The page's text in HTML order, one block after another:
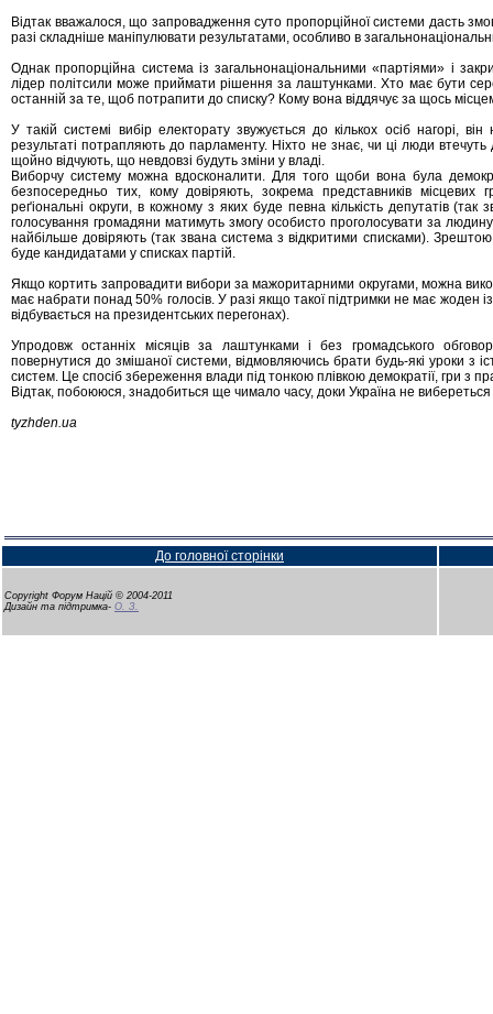
Відтак вважалося, що запровадження суто пропорційної системи дасть
разі складніше маніпулювати результатами, особливо в
Однак пропорційна система із загальнонаціональними «партіями» і
лідер політсили може приймати рішення за лаштунками. Хто має бути
останній за те, щоб потрапити до списку? Кому вона віддячує за щось
У такій системі вибір електорату звужується до кількох осіб нагорі,
результаті потрапляють до парламенту. Ніхто не знає, чи ці люди втечуть
щойно відчують, що невдовзі будуть зміни у владі.
Виборчу систему можна вдосконалити. Для того щоби вона була
безпосередньо тих, кому довіряють, зокрема представників
реґіональні округи, в кожному з яких буде певна кількість депутатів
голосування громадяни матимуть змогу особисто проголосувати за
найбільше довіряють (так звана система з відкритими списками).
буде кандидатами у списках партій.
Якщо кортить запровадити вибори за мажоритарними округами, можна
має набрати понад 50% голосів. У разі якщо такої підтримки не має жоден
відбувається на президентських перегонах).
Упродовж останніх місяців за лаштунками і без громадського
повернутися до змішаної системи, відмовляючись брати будь-які уроки з
систем. Це спосіб збереження влади під тонкою плівкою демократії, гри з
Відтак, побоююся, знадобиться ще чимало часу, доки Україна не вибереться
tyzhden.ua
До головної сторінки
Copyright Форум Націй © 2004-2011
Дизайн та підтримка- О. З.